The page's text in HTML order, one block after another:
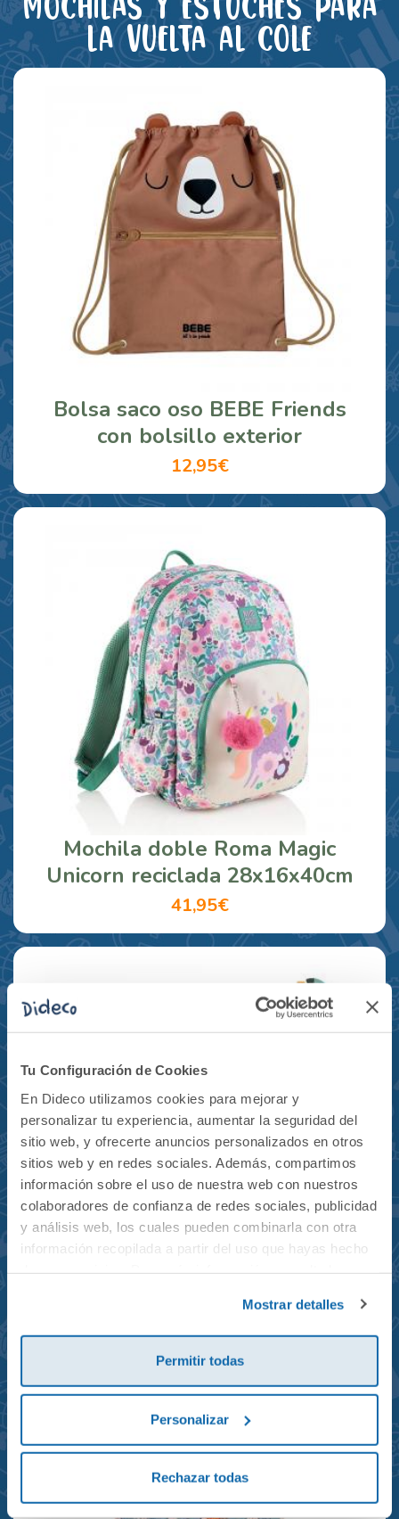
Tu Configuración de Cookies
En Dideco utilizamos cookies para mejorar y
personalizar tu experiencia, aumentar la seguridad del
sitio web, y ofrecerte anuncios personalizados en otros
sitios web y en redes sociales. Además, compartimos
información sobre el uso de nuestra web con nuestros
colaboradores de confianza de redes sociales, publicidad
y análisis web, los cuales pueden combinarla con otra
información recopilada a partir del uso que hayas hecho
Mostrar detalles
Permitir todas
Personalizar
Rechazar todas
la vuelta al cole
Bolsa saco oso BEBE Friends
con bolsillo exterior
12,95€
Mochila doble Roma Magic
Unicorn reciclada 28x16x40cm
41,95€
reciclada 21x10x28cm
23,95€